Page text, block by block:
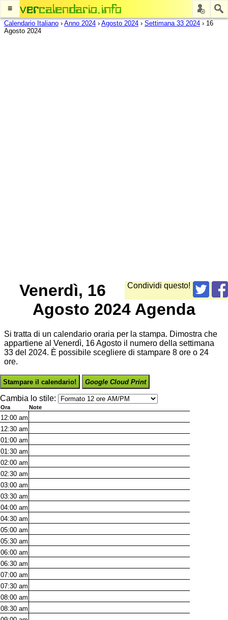
≡
Calendario Italiano › Anno 2024 › Agosto 2024 › Settimana 33 2024 › 16
Agosto 2024
Condividi questo!
Venerdì, 16
Agosto 2024 Agenda
Si tratta di un calendario oraria per la stampa. Dimostra che
appartiene al Venerdì, 16 Agosto il numero della settimana
33 del 2024. È possibile scegliere di stampare 8 ore o 24
ore.
Stampare il calendario! Google Cloud Print
Cambia lo stile:
Ora Note
12:00 am
12:30 am
01:00 am
01:30 am
02:00 am
02:30 am
03:00 am
03:30 am
04:00 am
04:30 am
05:00 am
05:30 am
06:00 am
06:30 am
07:00 am
07:30 am
08:00 am
08:30 am